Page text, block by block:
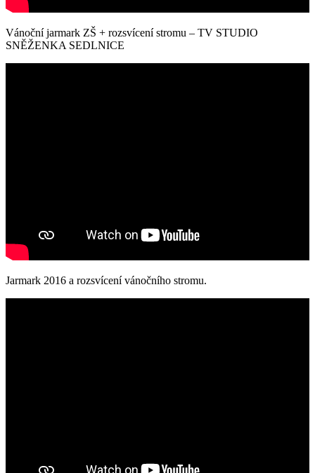
Vánoční jarmark ZŠ + rozsvícení stromu – TV STUDIO
SNĚŽENKA SEDLNICE
Jarmark 2016 a rozsvícení vánočního stromu.